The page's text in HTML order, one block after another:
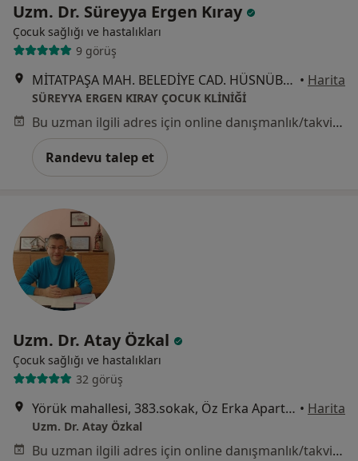
Uzm. Dr. Süreyya Ergen Kıray
Çocuk sağlığı ve hastalıkları
9 görüş
MİTATPAŞA MAH. BELEDİYE CAD. HÜSNÜBEY İŞMERKEZİ NO: 126 KAT :2 DAİRE: 4, Salihli • Harita
SÜREYYA ERGEN KIRAY ÇOCUK KLİNİĞİ
Bu uzman ilgili adres için online danışmanlık/takvim sunmuyor.
Randevu talep et
Uzm. Dr. Atay Özkal
Çocuk sağlığı ve hastalıkları
32 görüş
Yörük mahallesi, 383.sokak, Öz Erka Apartmanı,No:7, Manisa • Harita
Uzm. Dr. Atay Özkal
Bu uzman ilgili adres için online danışmanlık/takvim sunmuyor.